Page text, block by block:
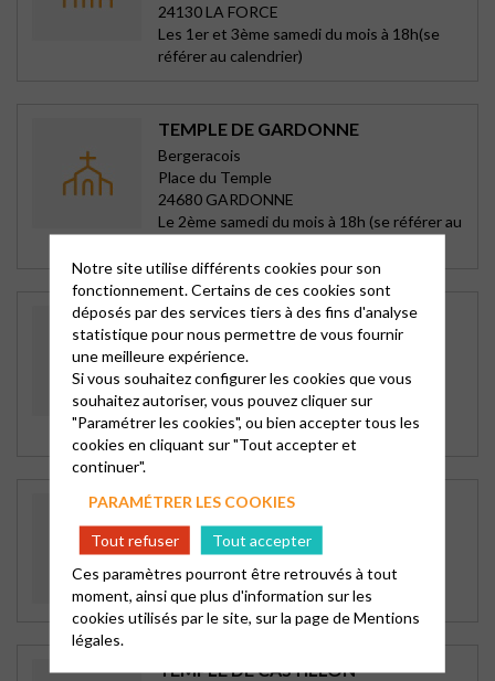
24130 LA FORCE
Les 1er et 3ème samedi du mois à 18h(se
référer au calendrier)
TEMPLE DE GARDONNE
Bergeracois
Place du Temple
24680 GARDONNE
Le 2ème samedi du mois à 18h (se référer au
TEMPLE DE LIBOURNE
Libourne/Castillon/Flaujagues
Place du Doyen Carbonnier
33500 LIBOURNE
Dimanche à 10h30, sainte cène le 1er
dimanche
TEMPLE DE FLAUJAGUES
Libourne/Castillon/Flaujagues
Le Bourg Sud
33350 FLAUJAGUES
1er et 3è samedis à 16h
TEMPLE DE CASTILLON
Notre site utilise différents cookies pour son
fonctionnement. Certains de ces cookies sont
déposés par des services tiers à des fins d'analyse
statistique pour nous permettre de vous fournir
une meilleure expérience.
Si vous souhaitez configurer les cookies que vous
souhaitez autoriser, vous pouvez cliquer sur
"Paramétrer les cookies", ou bien accepter tous les
cookies en cliquant sur "Tout accepter et
continuer".
PARAMÉTRER LES COOKIES
Tout refuser
Tout accepter
Ces paramètres pourront être retrouvés à tout
moment, ainsi que plus d'information sur les
cookies utilisés par le site, sur la page deMentions
légales.